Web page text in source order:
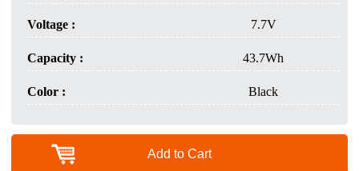
Voltage : 7.7V
Capacity : 43.7Wh
Color : Black
Add to Cart